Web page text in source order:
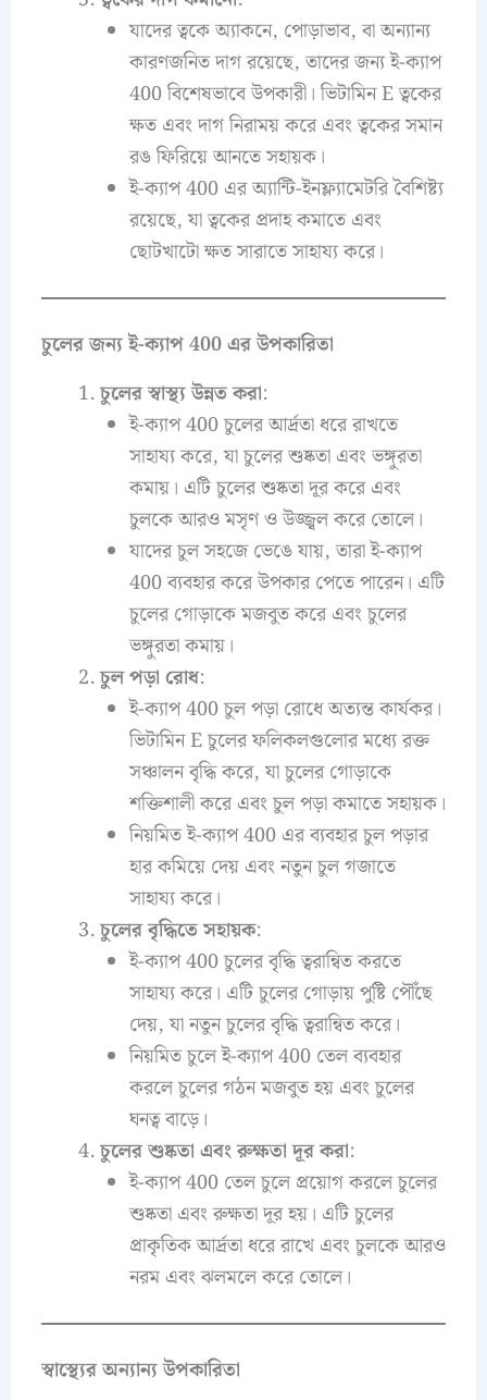
যাদের ত্বকে অ্যাকনে, পোড়াভাব, বা অন্যান্য
কারণজনিত দাগ রয়েছে, তাদের জন্য ই-ক্যাপ
400 বিশেষভাবে উপকারী। ভিটামিন E ত্বকের
ক্ষত এবং দাগ নিরাময় করে এবং ত্বকের সমান
রঙ ফিরিয়ে আনতে সহায়ক।
ই-ক্যাপ 400 এর অ্যান্টি-ইনফ্ল্যামেটরি বৈশিষ্ট্য
রয়েছে, যা ত্বকের প্রদাহ কমাতে এবং
ছোটখাটো ক্ষত সারাতে সাহায্য করে।
চুলের জন্য ই-ক্যাপ 400 এর উপকারিতা
চুলের স্বাস্থ্য উন্নত করা:
ই-ক্যাপ 400 চুলের আর্দ্রতা ধরে রাখতে
সাহায্য করে, যা চুলের শুষ্কতা এবং ভঙ্গুরতা
কমায়। এটি চুলের শুষ্কতা দূর করে এবং
চুলকে আরও মসৃণ ও উজ্জ্বল করে তোলে।
যাদের চুল সহজে ভেঙে যায়, তারা ই-ক্যাপ
400 ব্যবহার করে উপকার পেতে পারেন। এটি
চুলের গোড়াকে মজবুত করে এবং চুলের
ভঙ্গুরতা কমায়।
চুল পড়া রোধ:
ই-ক্যাপ 400 চুল পড়া রোধে অত্যন্ত কার্যকর।
ভিটামিন E চুলের ফলিকলগুলোর মধ্যে রক্ত
সঞ্চালন বৃদ্ধি করে, যা চুলের গোড়াকে
শক্তিশালী করে এবং চুল পড়া কমাতে সহায়ক।
নিয়মিত ই-ক্যাপ 400 এর ব্যবহার চুল পড়ার
হার কমিয়ে দেয় এবং নতুন চুল গজাতে
সাহায্য করে।
চুলের বৃদ্ধিতে সহায়ক:
ই-ক্যাপ 400 চুলের বৃদ্ধি ত্বরান্বিত করতে
সাহায্য করে। এটি চুলের গোড়ায় পুষ্টি পৌঁছে
দেয়, যা নতুন চুলের বৃদ্ধি ত্বরান্বিত করে।
নিয়মিত চুলে ই-ক্যাপ 400 তেল ব্যবহার
করলে চুলের গঠন মজবুত হয় এবং চুলের
ঘনত্ব বাড়ে।
চুলের শুষ্কতা এবং রুক্ষতা দূর করা:
ই-ক্যাপ 400 তেল চুলে প্রয়োগ করলে চুলের
শুষ্কতা এবং রুক্ষতা দূর হয়। এটি চুলের
প্রাকৃতিক আর্দ্রতা ধরে রাখে এবং চুলকে আরও
নরম এবং ঝলমলে করে তোলে।
স্বাস্থ্যের অন্যান্য উপকারিতা